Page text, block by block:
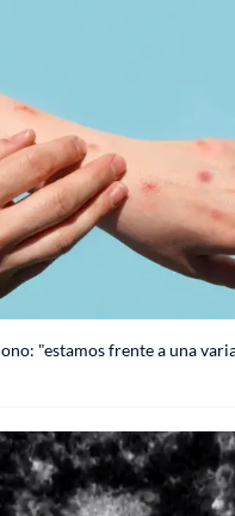
"estamos frente a una